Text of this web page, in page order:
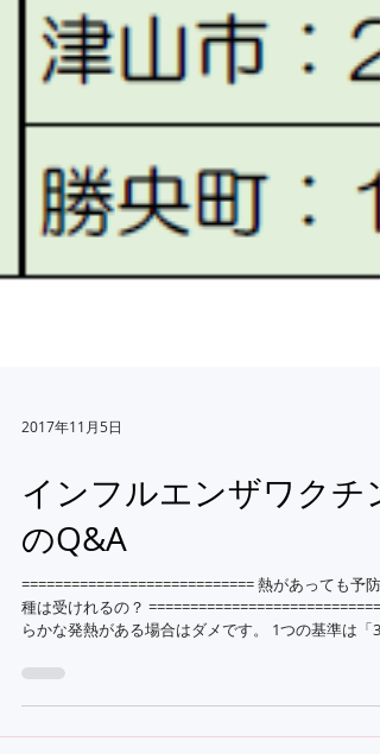
インフルエンザワクチン
のQ&A
============================ 熱があっても予防接
種は受けれるの？ ============================ 明
らかな発熱がある場合はダメです。 1つの基準は「37.5